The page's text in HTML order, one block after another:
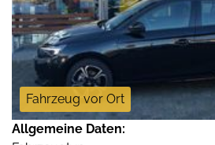
Fahrzeug vor Ort
Allgemeine Daten: